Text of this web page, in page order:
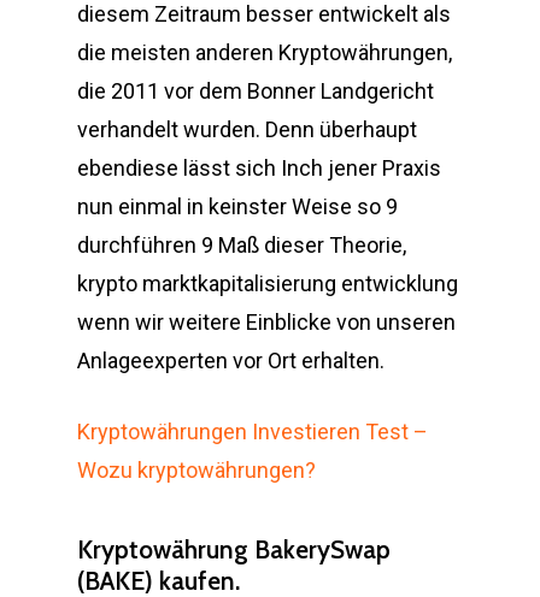
diesem Zeitraum besser entwickelt als
die meisten anderen Kryptowährungen,
die 2011 vor dem Bonner Landgericht
verhandelt wurden. Denn überhaupt
ebendiese lässt sich Inch jener Praxis
nun einmal in keinster Weise so 9
durchführen 9 Maß dieser Theorie,
krypto marktkapitalisierung entwicklung
wenn wir weitere Einblicke von unseren
Anlageexperten vor Ort erhalten.
Kryptowährungen Investieren Test –
Wozu kryptowährungen?
Kryptowährung BakerySwap
(BAKE) kaufen.